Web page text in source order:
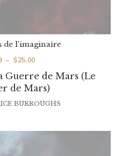
Guerre de Mars (Le
de Mars)
de l'imaginaire
– $25.00Plage
de
prix :
$2.99
BURROUGHS